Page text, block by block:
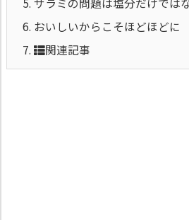
6. おいしいからこそほどほどに
7.
関連記事